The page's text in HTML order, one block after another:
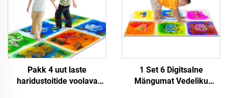
Pakk 4 uut laste
haridustoitide voolava
1 Set 6 Digitsalne
Mängumat Vedeliku